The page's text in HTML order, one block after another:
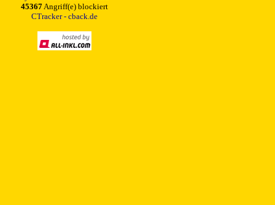
45367Angriff(e) blockiert
CTracker - cback.de